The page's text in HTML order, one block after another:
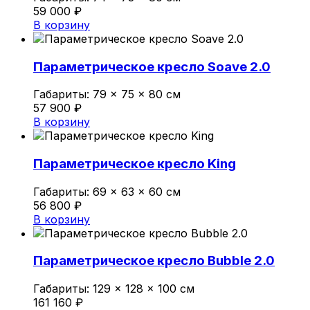
59 000 ₽
В корзину
Параметрическое кресло Soave 2.0
Габариты: 79 × 75 × 80 см
57 900 ₽
В корзину
Параметрическое кресло King
Габариты: 69 × 63 × 60 см
56 800 ₽
В корзину
Параметрическое кресло Bubble 2.0
Габариты: 129 × 128 × 100 см
161 160 ₽